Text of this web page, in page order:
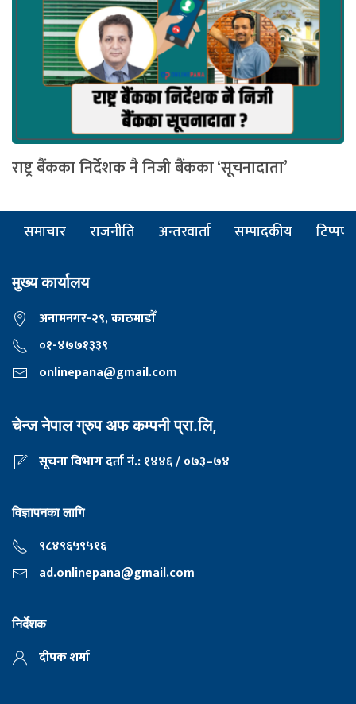
राष्ट्र बैंकका निर्देशक नै निजी बैंकका ‘सूचनादाता’
समाचार राजनीति अन्तरवार्ता सम्पादकीय टिप्पणी
मुख्य कार्यालय
अनामनगर-२९, काठमाडाैँ
०१-४७७१३३९
onlinepana@gmail.com
चेन्ज नेपाल ग्रुप अफ कम्पनी प्रा.लि,
सूचना विभाग दर्ता नं.: १४४६ / ०७३–७४
विज्ञापनका लागि
९८४९६५९५१६
ad.onlinepana@gmail.com
निर्देशक
दीपक शर्मा